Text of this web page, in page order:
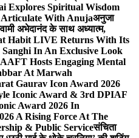
Explores Spiritual Wisdom
With Anujaअनुजा
अभेदानंद के साथ अध्यात्म,
Habit LIVE Returns With Its
In An Exclusive Look
AAFT Hosts Engaging Mental
At Marwah
Gaurav Icon Award 2026
Iconic Award & 3rd DPIAF
Award 2026 In
A Rising Force At The
& Public Serviceसंचिता